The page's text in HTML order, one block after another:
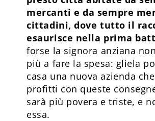
mercanti e da sempre
cittadini, dove tutto il
esaurisce nella prima
forse la signora anziana
più a fare la spesa: gliela
casa una nuova azienda
profitti con queste
sarà più povera e triste, e
essa.